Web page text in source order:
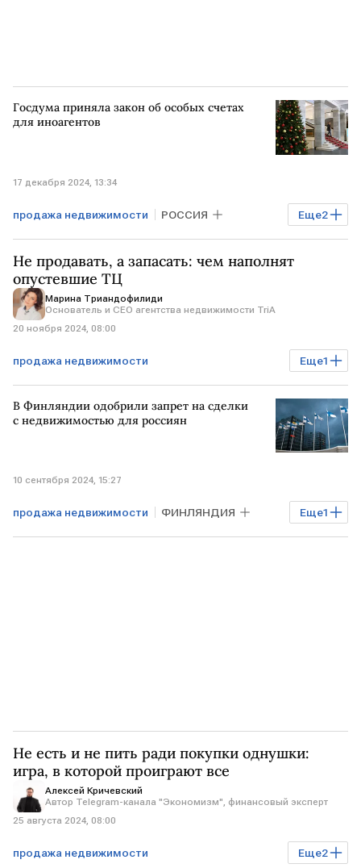
Госдума приняла закон об особых счетах
для иноагентов
17 декабря 2024, 13:34
Еще2
продажа недвижимости РОССИЯ
Госдума иноагенты
Не продавать, а запасать: чем наполнят
опустевшие ТЦ
Марина Триандофилиди
Основатель и СЕО агентства недвижимости TriA
20 ноября 2024, 08:00
Еще1
продажа недвижимости
Мнения аналитиков Недвижимость
В Финляндии одобрили запрет на сделки
с недвижимостью для россиян
10 сентября 2024, 15:27
Еще1
продажа недвижимости ФИНЛЯНДИЯ
россияне
Не есть и не пить ради покупки однушки:
игра, в которой проиграют все
Алексей Кричевский
Автор Telegram-канала "Экономизм", финансовый эксперт
25 августа 2024, 08:00
Еще2
продажа недвижимости